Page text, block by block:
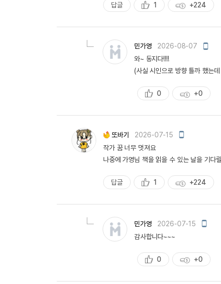
답글
추
1
획
+224
민가영 2026-08-07
모
작
와~ 동지다!!!!
(사실 시인으로 방향 틀까 했는
추
천
0
획
득
+0
또바기 2026-07-15
모
작
작가 꿈 너무 멋져요
나중에 가영님 책을 읽을 수 있는 날을 기다
답글
추
천
1
획
득
+224
민가영 2026-07-15
모
성
감사합니다~~~
추
천
0
획
득
+0